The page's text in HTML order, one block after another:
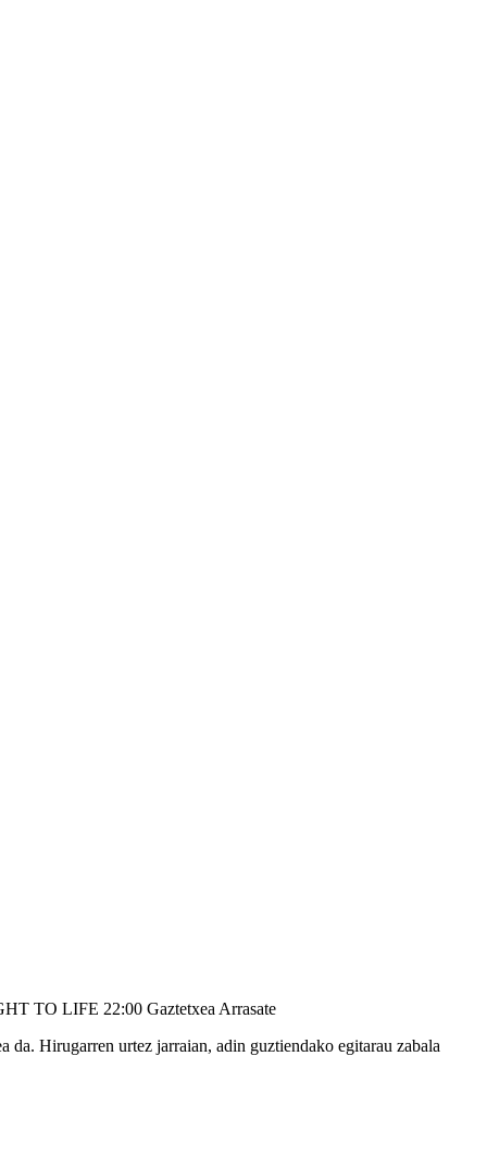
TO LIFE 22:00 Gaztetxea Arrasate
Hirugarren urtez jarraian, adin guztiendako egitarau zabala